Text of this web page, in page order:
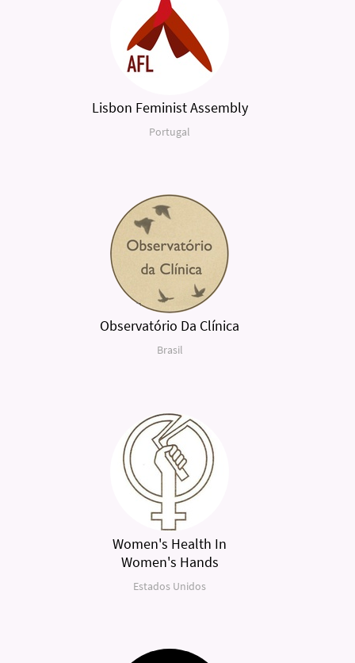
Lisbon Feminist Assembly
Portugal
Observatório Da Clínica
Brasil
Women's Health In
Women's Hands
Estados Unidos